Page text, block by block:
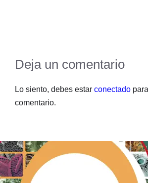
Deja un comentario
Lo siento, debes estar conectado
comentario.